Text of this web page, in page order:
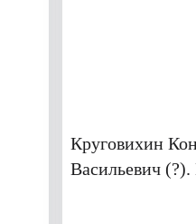
Круговихин
Васильевич